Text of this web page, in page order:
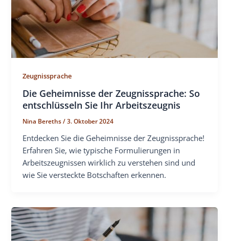
Zeugnissprache
Die Geheimnisse der Zeugnissprache: So
entschlüsseln Sie Ihr Arbeitszeugnis
Nina Bereths/3. Oktober 2024
Entdecken Sie die Geheimnisse der Zeugnissprache!
Erfahren Sie, wie typische Formulierungen in
Arbeitszeugnissen wirklich zu verstehen sind und
wie Sie versteckte Botschaften erkennen.